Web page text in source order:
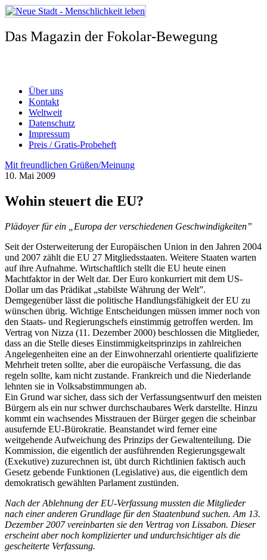
Zum
Inhalt
springen
Das Magazin der Fokolar-Bewegung
Über uns
Kontakt
Weltweit
Datenschutz
Impressum
Preis / Gratis-Probeheft
Mit freundlichen Grüßen/Meinung
10. Mai 2009
Wohin steuert die EU?
Plädoyer für ein „Europa der verschiedenen Geschwindigkeiten”
Seit der Osterweiterung der Europäischen Union in den Jahren 2004
und 2007 zählt die EU 27 Mitgliedsstaaten. Weitere Staaten warten
auf ihre Aufnahme. Wirtschaftlich stellt die EU heute einen
Machtfaktor in der Welt dar. Der Euro konkurriert mit dem US-
Dollar um das Prädikat „stabilste Währung der Welt”.
Demgegenüber lässt die politische Handlungsfähigkeit der EU zu
wünschen übrig. Wichtige Entscheidungen müssen immer noch von
den Staats- und Regierungschefs einstimmig getroffen werden. Im
Vertrag von Nizza (11. Dezember 2000) beschlossen die Mitglieder,
dass an die Stelle dieses Einstimmigkeitsprinzips in zahlreichen
Angelegenheiten eine an der Einwohnerzahl orientierte qualifizierte
Mehrheit treten sollte, aber die europäische Verfassung, die das
regeln sollte, kam nicht zustande. Frankreich und die Niederlande
lehnten sie in Volksabstimmungen ab.
Ein Grund war sicher, dass sich der Verfassungsentwurf den meisten
Bürgern als ein nur schwer durchschaubares Werk darstellte. Hinzu
kommt ein wachsendes Misstrauen der Bürger gegen die scheinbar
ausufernde EU-Bürokratie. Beanstandet wird ferner eine
weitgehende Aufweichung des Prinzips der Gewaltenteilung. Die
Kommission, die eigentlich der ausführenden Regierungsgewalt
(Exekutive) zuzurechnen ist, übt durch Richtlinien faktisch auch
Gesetz gebende Funktionen (Legislative) aus, die eigentlich dem
demokratisch gewählten Parlament zustünden.
Nach der Ablehnung der EU-Verfassung mussten die Mitglieder
nach einer anderen Grundlage für den Staatenbund suchen. Am 13.
Dezember 2007 vereinbarten sie den Vertrag von Lissabon. Dieser
erscheint aber noch komplizierter und undurchsichtiger als die
gescheiterte Verfassung.